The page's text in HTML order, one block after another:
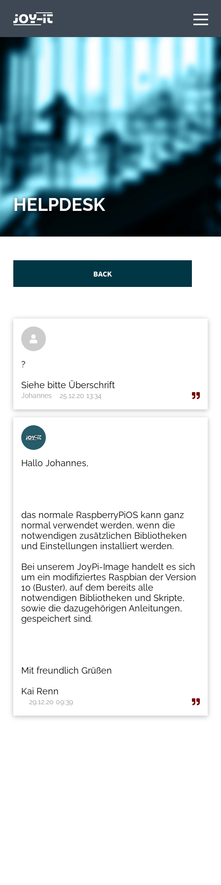
HELPDESK
BACK

?
Siehe bitte Überschrift
Johannes 25.12.20 13:34
Hallo Johannes,
das normale RaspberryPiOS kann ganz
normal verwendet werden, wenn die
notwendigen zusätzlichen Bibliotheken
und Einstellungen installiert werden.
Bei unserem JoyPi-Image handelt es sich
um ein modifiziertes Raspbian der Version
10 (Buster), auf dem bereits alle
notwendigen Bibliotheken und Skripte,
sowie die dazugehörigen Anleitungen,
gespeichert sind.
Mit freundlich Grüßen
Kai Renn
29.12.20 09:39